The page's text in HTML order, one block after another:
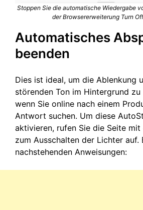
Stoppen Sie die automatische Wiedergabe
der Browsererweiterung Turn
Automatisches
beenden
Dies ist ideal, um die Ablenkung
störenden Ton im Hintergrund
wenn Sie online nach einem
Antwort suchen. Um diese
aktivieren, rufen Sie die Seite
zum Ausschalten der Lichter auf.
nachstehenden Anweisungen: